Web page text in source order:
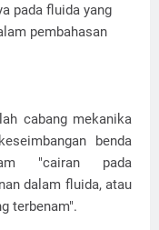
pada fluida yang
pembahasan
cabang mekanika
benda
"cairan pada
dalam fluida, atau
terbenam".